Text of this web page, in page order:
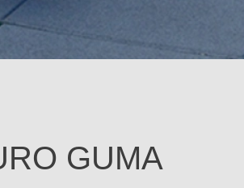
GUMA